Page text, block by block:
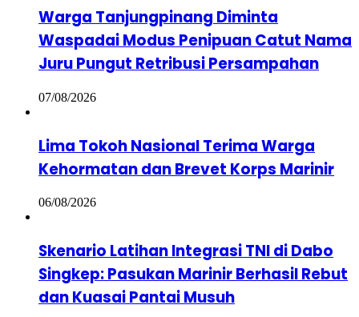
Warga Tanjungpinang Diminta
Waspadai Modus Penipuan Catut Nama
Juru Pungut Retribusi Persampahan
07/08/2026
Lima Tokoh Nasional Terima Warga
Kehormatan dan Brevet Korps Marinir
06/08/2026
Skenario Latihan Integrasi TNI di Dabo
Singkep: Pasukan Marinir Berhasil Rebut
dan Kuasai Pantai Musuh